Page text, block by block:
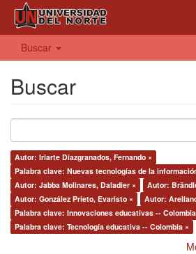
Buscar
Buscar
Autor: Iriarte Diazgranados, Fernando ×
Palabra clave: Nuevas tecnologías de la
Autor: Jabba Molinares, Daladier ×
Autor:
Autor: González Prieto, Evaristo ×
Autor:
Palabra clave: Innovaciones educativas --
Palabra clave: Tecnología educativa -- Colombia ×